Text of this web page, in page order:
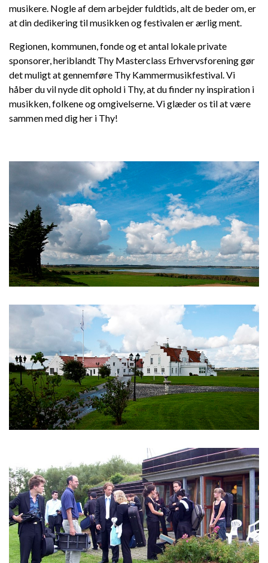
musikere. Nogle af dem arbejder fuldtids, alt de beder om, er
at din dedikering til musikken og festivalen er ærlig ment.
Regionen, kommunen, fonde og et antal lokale private
sponsorer, heriblandt Thy Masterclass Erhvervsforening gør
det muligt at gennemføre Thy Kammermusikfestival. Vi
håber du vil nyde dit ophold i Thy, at du finder ny inspiration i
musikken, folkene og omgivelserne. Vi glæder os til at være
sammen med dig her i Thy!